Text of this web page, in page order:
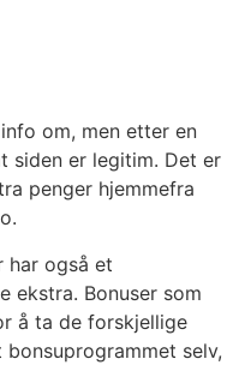
om, men etter en
siden er legitim. Det er
penger hjemmefra
har også et
ekstra. Bonuser som
å ta de forskjellige
selv,